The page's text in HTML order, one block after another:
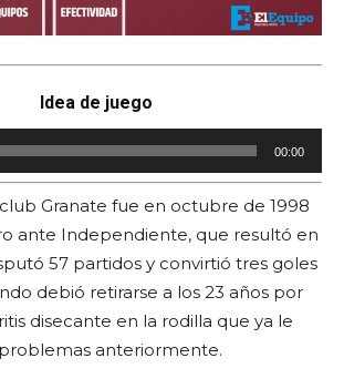
Idea de juego
00:00
Granate fue en octubre de 1998
ante Independiente, que resultó en
57 partidos y convirtió tres goles
debió retirarse a los 23 años por
disecante en la rodilla que ya le
anteriormente.